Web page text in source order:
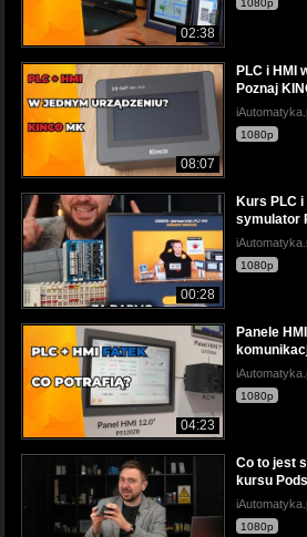
02:38
1080p
08:07
PLC i HMI
Poznaj
1080p
00:28
Kurs PLC i
symulator
1080p
04:23
Panele
1080p
Co to jest
kursu
1080p